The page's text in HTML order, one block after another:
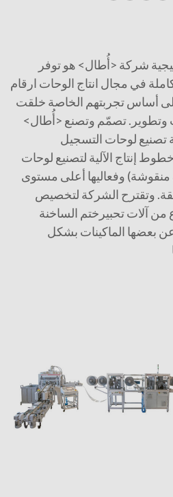
شركة <أُطال> هو توفر
في مجال انتاج الوحات ارقام
أساس تجربتهم الخاصة خلقت
تصمّم وتصنع <أُطال>
تصنيع لوحات التسجيل
إنتاج الآلية لتصنيع لوحات
وفعاليها أعلى مستوى
/ دقيقة. وتقترح الشركة لتخصيص
من آلات تحبيرختم الساخنة
بعضها الماكينات بشكل